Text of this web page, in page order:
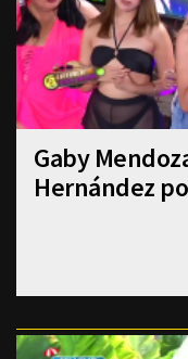
Gaby
Hernández